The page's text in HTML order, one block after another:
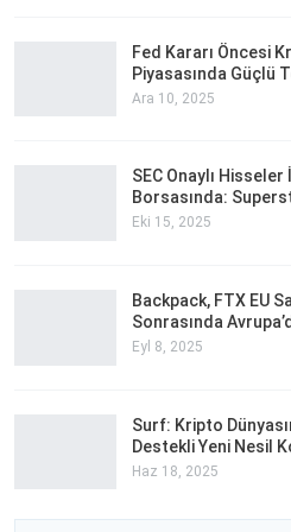
Fed Kararı Öncesi
Piyasasında Güçlü
Ara 10, 2025
SEC Onaylı
Borsasında:
Eki 15, 2025
Backpack, FTX EU
Sonrasında
Eyl 8, 2025
Surf: Kripto
Destekli Yeni Nesil
Haz 18, 2025